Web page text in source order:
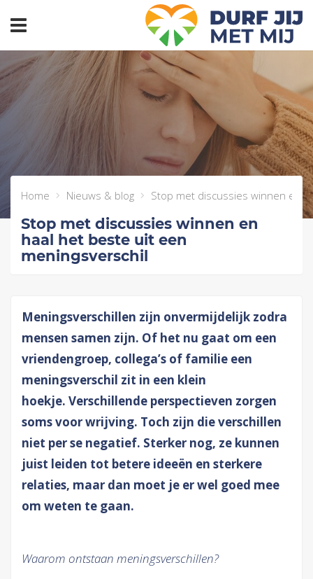
header_toggle_navigation
Home Nieuws & blog Stop met discussies winnen en
Stop met discussies winnen en
haal het beste uit een
meningsverschil
Meningsverschillen zijn onvermijdelijk zodra
mensen samen zijn. Of het nu gaat om een
vriendengroep, collega’s of familie een
meningsverschil zit in een klein
hoekje. Verschillende perspectieven zorgen
soms voor wrijving. Toch zijn die verschillen
niet per se negatief. Sterker nog, ze kunnen
juist leiden tot betere ideeën en sterkere
relaties, maar dan moet je er wel goed mee
om weten te gaan.
Waarom ontstaan meningsverschillen?